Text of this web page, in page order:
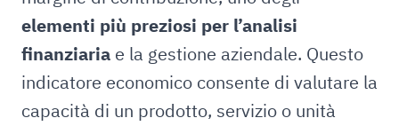
elementi più preziosi per l’analisi
finanziaria e la gestione aziendale. Questo
indicatore economico consente di valutare la
capacità di un prodotto, servizio o unità